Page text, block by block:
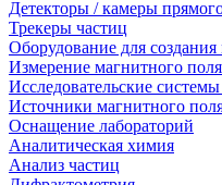
Детекторы / камеры
Трекеры частиц
Оборудование для
Измерение магнитного
Исследовательские
Источники магнитного
Оснащение лабораторий
Аналитическая химия
Анализ частиц